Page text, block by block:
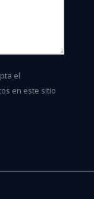
el
en este sitio